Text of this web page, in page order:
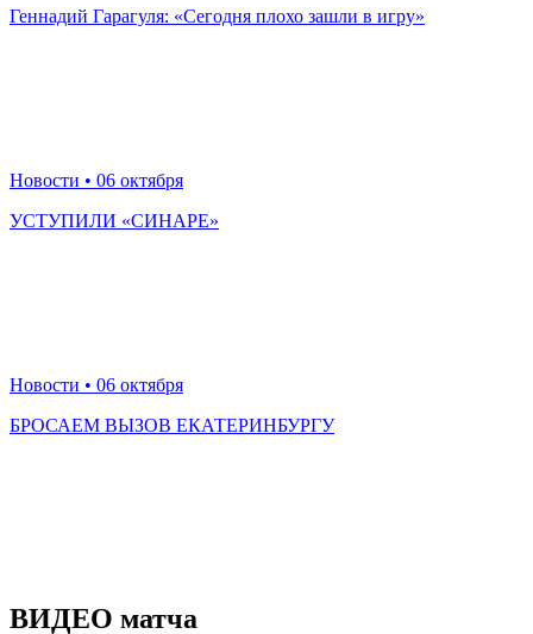
Геннадий Гарагуля: «Сегодня плохо зашли в игру»
Новости • 06 октября
УСТУПИЛИ «СИНАРЕ»
Новости • 06 октября
БРОСАЕМ ВЫЗОВ ЕКАТЕРИНБУРГУ
ВИДЕО матча